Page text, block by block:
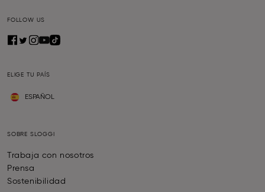
FOLLOW US
ELIGE TU PAÍS
ESPAÑOL
SOBRE SLOGGI
Trabaja con nosotros
Prensa
Sostenibilidad